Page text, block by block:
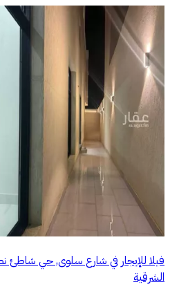
فيلا للإيجار في شارع سلوى, حي شاطئ
الشرقية